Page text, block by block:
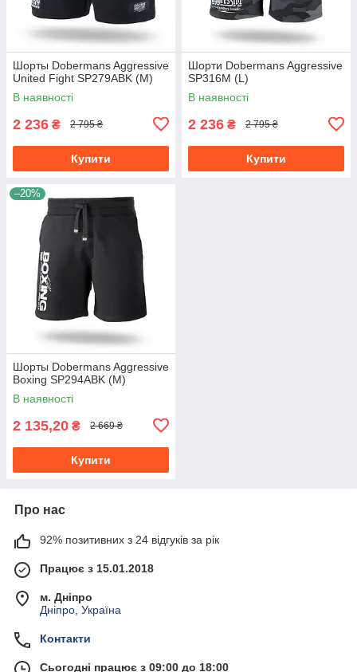
Шорты Dobermans Aggressive
United Fight SP279ABK (M)
В наявності
2 236 ₴ 2 795 ₴
Купити
Шорти Dobermans Aggressive
SP316M (L)
В наявності
2 236 ₴ 2 795 ₴
Купити
–20%
Шорты Dobermans Aggressive
Boxing SP294ABK (M)
В наявності
2 135,20 ₴ 2 669 ₴
Купити
Про нас
92% позитивних з 24 відгуків за рік
Працює з 15.01.2018
м. Дніпро
Дніпро, Україна
Контакти
Сьогодні працює з 09:00 до 18:00